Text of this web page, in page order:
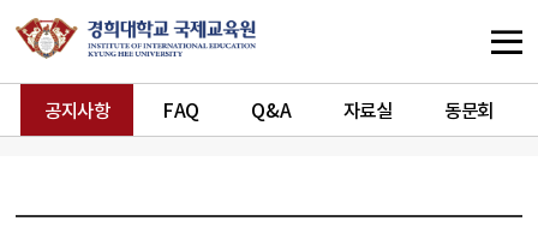
공지사항 FAQ Q&A 자료실 동문회